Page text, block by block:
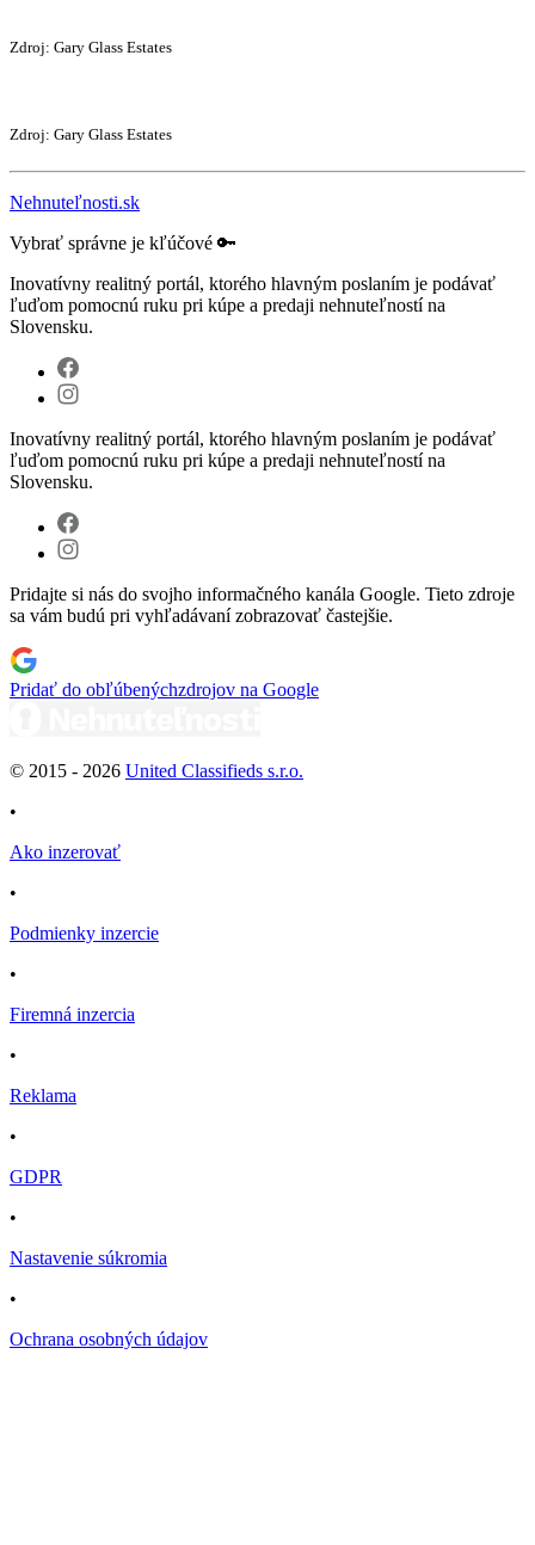
Zdroj: Gary Glass Estates
Zdroj: Gary Glass Estates
Nehnuteľnosti.sk
Vybrať správne je kľúčové 🔑
Inovatívny realitný portál, ktorého hlavným poslaním je podávať
ľuďom pomocnú ruku pri kúpe a predaji nehnuteľností na
Slovensku.
Inovatívny realitný portál, ktorého hlavným poslaním je podávať
ľuďom pomocnú ruku pri kúpe a predaji nehnuteľností na
Slovensku.
Pridajte si nás do svojho informačného kanála Google. Tieto zdroje
sa vám budú pri vyhľadávaní zobrazovať častejšie.
Pridať do obľúbenýchzdrojov na Google
© 2015 - 2026 United Classifieds s.r.o.
•
Ako inzerovať
•
Podmienky inzercie
•
Firemná inzercia
•
Reklama
•
GDPR
•
Nastavenie súkromia
•
Ochrana osobných údajov